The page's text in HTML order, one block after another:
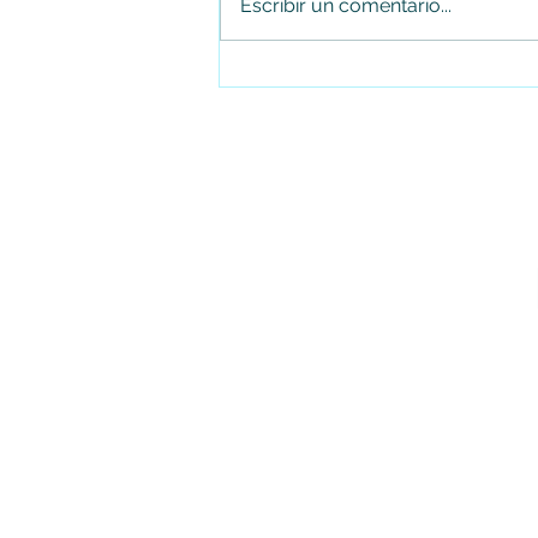
Juan Carlos Arias renuncia al
Escribir un comentario...